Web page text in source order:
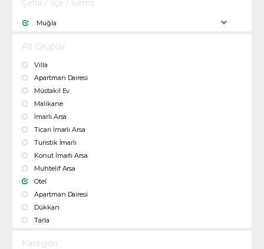
Şehir / İlçe / Semt
Muğla
Alt Gruplar
Villa
Apartman Dairesi
Müstakil Ev
Malikane
İmarli Arsa
Ticari İmarlı Arsa
Turistik İmarlı
Konut İmarlı Arsa
Muhtelif Arsa
Otel
Apartman Dairesi
Dükkan
Tarla
Kategori